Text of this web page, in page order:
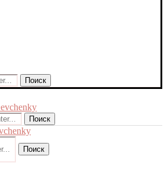
Поиск
Поиск
Поиск